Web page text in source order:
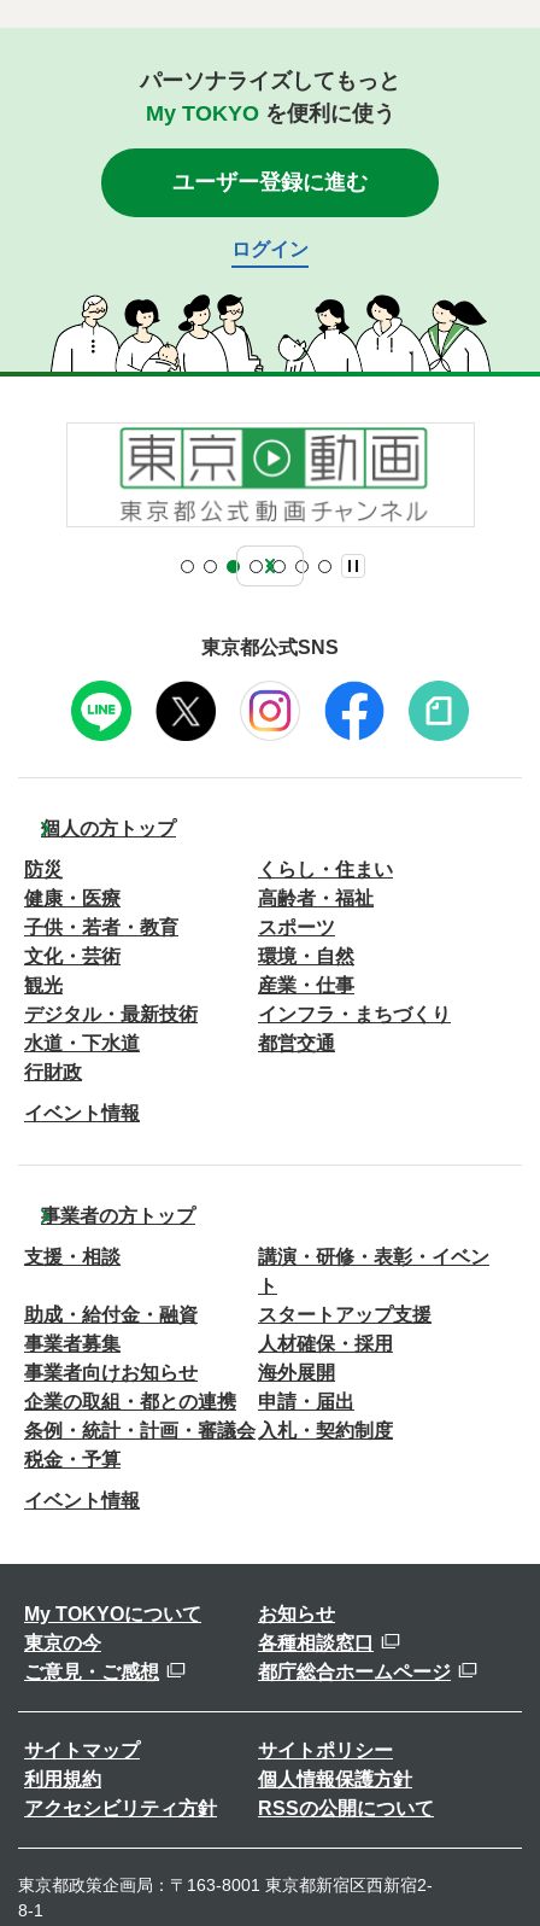
パーソナライズしてもっと
My TOKYOを便利に使う
ユーザー登録に進む
ログイン
東京都公式SNS
個人の方トップ
防災
くらし・住まい
健康・医療
高齢者・福祉
子供・若者・教育
スポーツ
文化・芸術
環境・自然
観光
産業・仕事
デジタル・最新技術
インフラ・まちづくり
水道・下水道
都営交通
行財政
イベント情報
事業者の方トップ
支援・相談
講演・研修・表彰・イベン
ト
助成・給付金・融資
スタートアップ支援
事業者募集
人材確保・採用
事業者向けお知らせ
海外展開
企業の取組・都との連携
申請・届出
条例・統計・計画・審議会 入札・契約制度
税金・予算
イベント情報
My TOKYOについて
お知らせ
東京の今
各種相談窓口
ご意見・ご感想
都庁総合ホームページ
サイトマップ
サイトポリシー
利用規約
個人情報保護方針
アクセシビリティ方針
RSSの公開について
東京都政策企画局：〒163-8001 東京都新宿区西新宿2-
8-1